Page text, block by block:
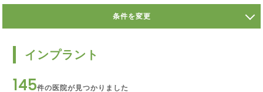
条件を変更
インプラント
145件の医院が見つかりました